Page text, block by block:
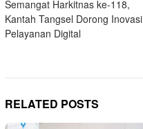
navigation
Semangat Harkitnas ke-118,
Kantah Tangsel Dorong Inovasi
Pelayanan Digital
RELATED POSTS